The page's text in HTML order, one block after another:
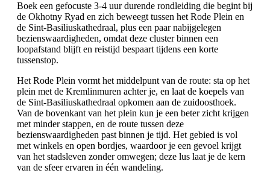
Boek een gefocuste 3-4 uur durende rondleiding die begint bij
de Okhotny Ryad en zich beweegt tussen het Rode Plein en
de Sint-Basiliuskathedraal, plus een paar nabijgelegen
bezienswaardigheden, omdat deze cluster binnen een
loopafstand blijft en reistijd bespaart tijdens een korte
tussenstop.
Het Rode Plein vormt het middelpunt van de route: sta op het
plein met de Kremlinmuren achter je, en laat de koepels van
de Sint-Basiliuskathedraal opkomen aan de zuidoosthoek.
Van de bovenkant van het plein kun je een beter zicht krijgen
met minder stappen, en de route tussen deze
bezienswaardigheden past binnen je tijd. Het gebied is vol
met winkels en open bordjes, waardoor je een gevoel krijgt
van het stadsleven zonder omwegen; deze lus laat je de kern
van de sfeer ervaren in één wandeling.